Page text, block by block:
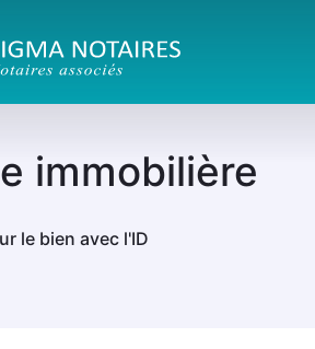
immobilière
le bien avec l'ID